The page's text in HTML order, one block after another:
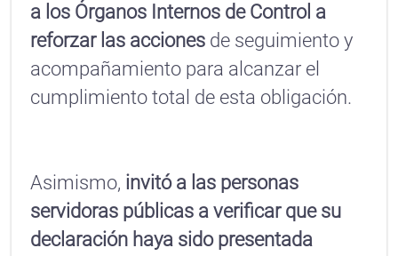
a los Órganos Internos de Control a
reforzar las acciones de seguimiento y
acompañamiento para alcanzar el
cumplimiento total de esta obligación.
Asimismo, invitó a las personas
servidoras públicas a verificar que su
declaración haya sido presentada